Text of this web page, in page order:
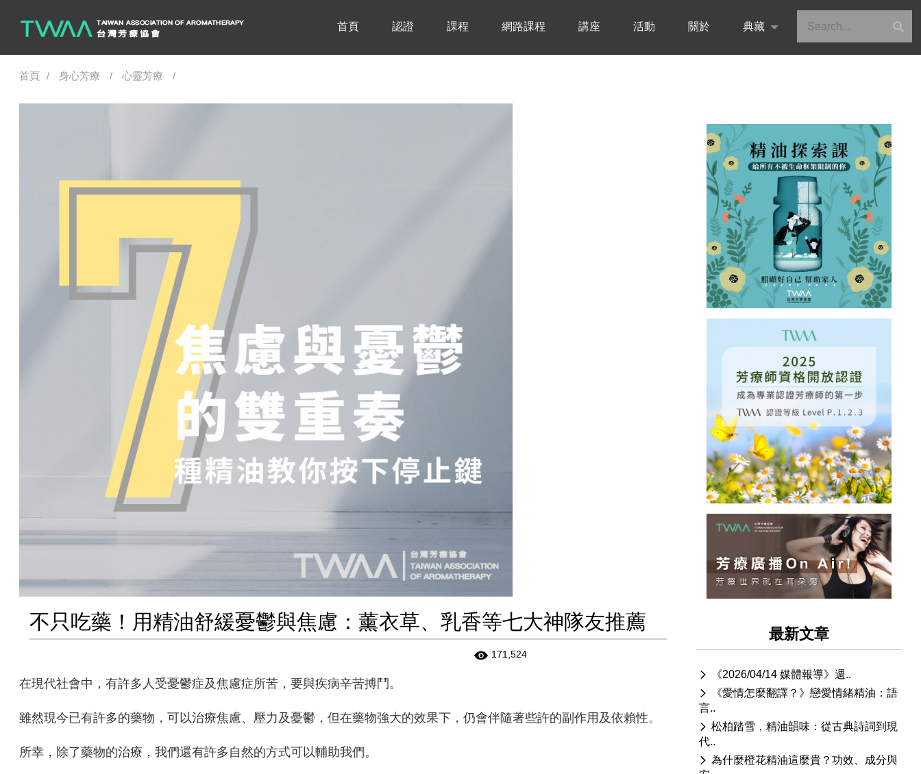
首頁 認證 課程 網路課程 講座 活動 關於 典藏
首頁 身心芳療 心靈芳療
不只吃藥！用精油舒緩憂鬱與焦慮：薰衣草、乳香等七大神隊友推薦
171,524
在現代社會中，有許多人受憂鬱症及焦慮症所苦，要與疾病辛苦搏鬥。
雖然現今已有許多的藥物，可以治療焦慮、壓力及憂鬱，但在藥物強大的效果下，仍會伴隨著些許的副作用及依賴性。
所幸，除了藥物的治療，我們還有許多自然的方式可以輔助我們。
最新文章
《2026/04/14 媒體報導》週..
《愛情怎麼翻譯？》戀愛情緒精油：語
言..
松柏踏雪，精油韻味：從古典詩詞到現
代..
為什麼橙花精油這麼貴？功效、成分與